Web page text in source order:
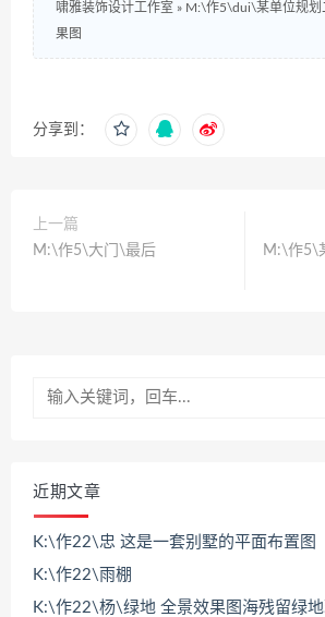
啸雅装饰设计工作室 » M:\作5\dui\某单位规划
果图
分享到：
上一篇
M:\作5\大门\最后
M:\作5\
近期文章
K:\作22\忠 这是一套别墅的平面布置图
K:\作22\雨棚
K:\作22\杨\绿地 全景效果图海残留绿